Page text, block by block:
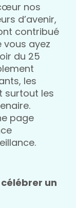
nos
d’avenir,
contribué
vous ayez
du 25
les
surtout les
page
un